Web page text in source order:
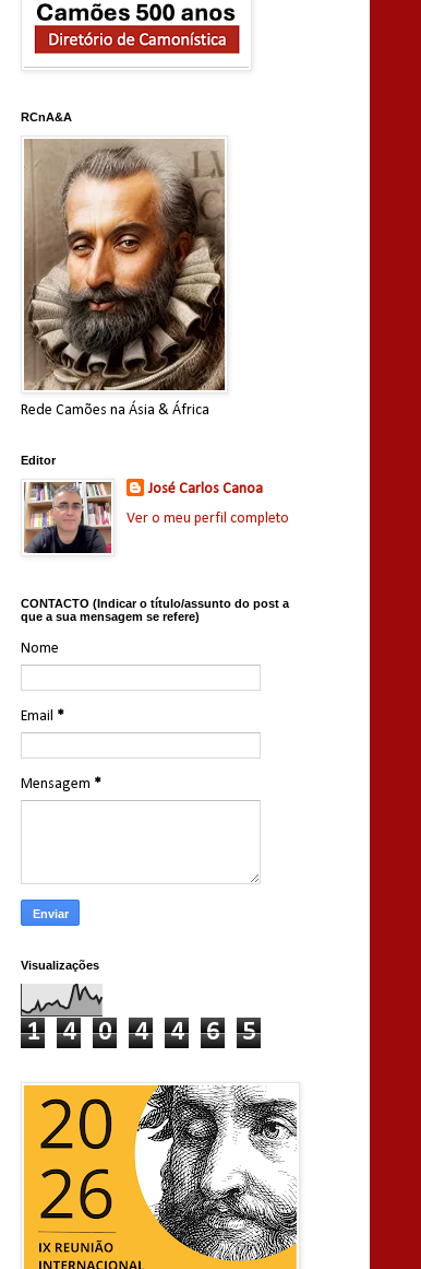
RCnA&A
Rede Camões na Ásia & África
Editor
José Carlos Canoa
Ver o meu perfil completo
CONTACTO (Indicar o título/assunto do post a
que a sua mensagem se refere)
Nome
Email *
Mensagem *
Visualizações
1 4 0 4 4 6 5